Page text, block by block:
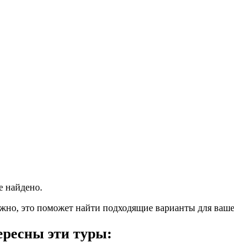
найдено.
это поможет найти подходящие варианты для
эти туры: